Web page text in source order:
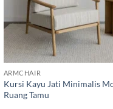
ARMCHAIR
Kursi Kayu Jati Minimalis
Ruang Tamu